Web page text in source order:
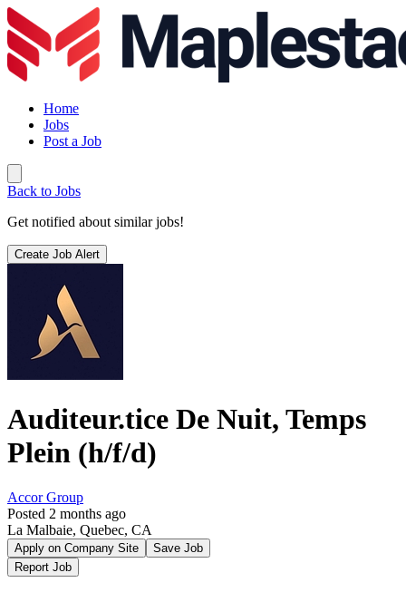
Home
Jobs
Post a Job
Back to Jobs
Get notified about similar jobs!
Create Job Alert
Auditeur.tice De Nuit, Temps
Plein (h/f/d)
Accor Group
Posted 2 months ago
La Malbaie, Quebec, CA
Apply on Company Site
Save Job
Report Job